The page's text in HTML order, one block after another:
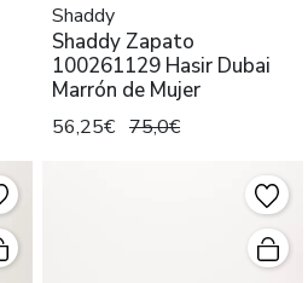
Shaddy
Shaddy Zapato
100261129 Hasir Dubai
Marrón de Mujer
56,25€ 75,0€